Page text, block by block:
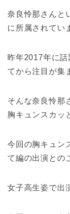
奈良怜那さんと
に所属されてい
昨年2017年に
てから注目が集
そんな奈良怜那
胸キュンスカッ
今回の胸キュン
て編の出演との
女子高生姿で出